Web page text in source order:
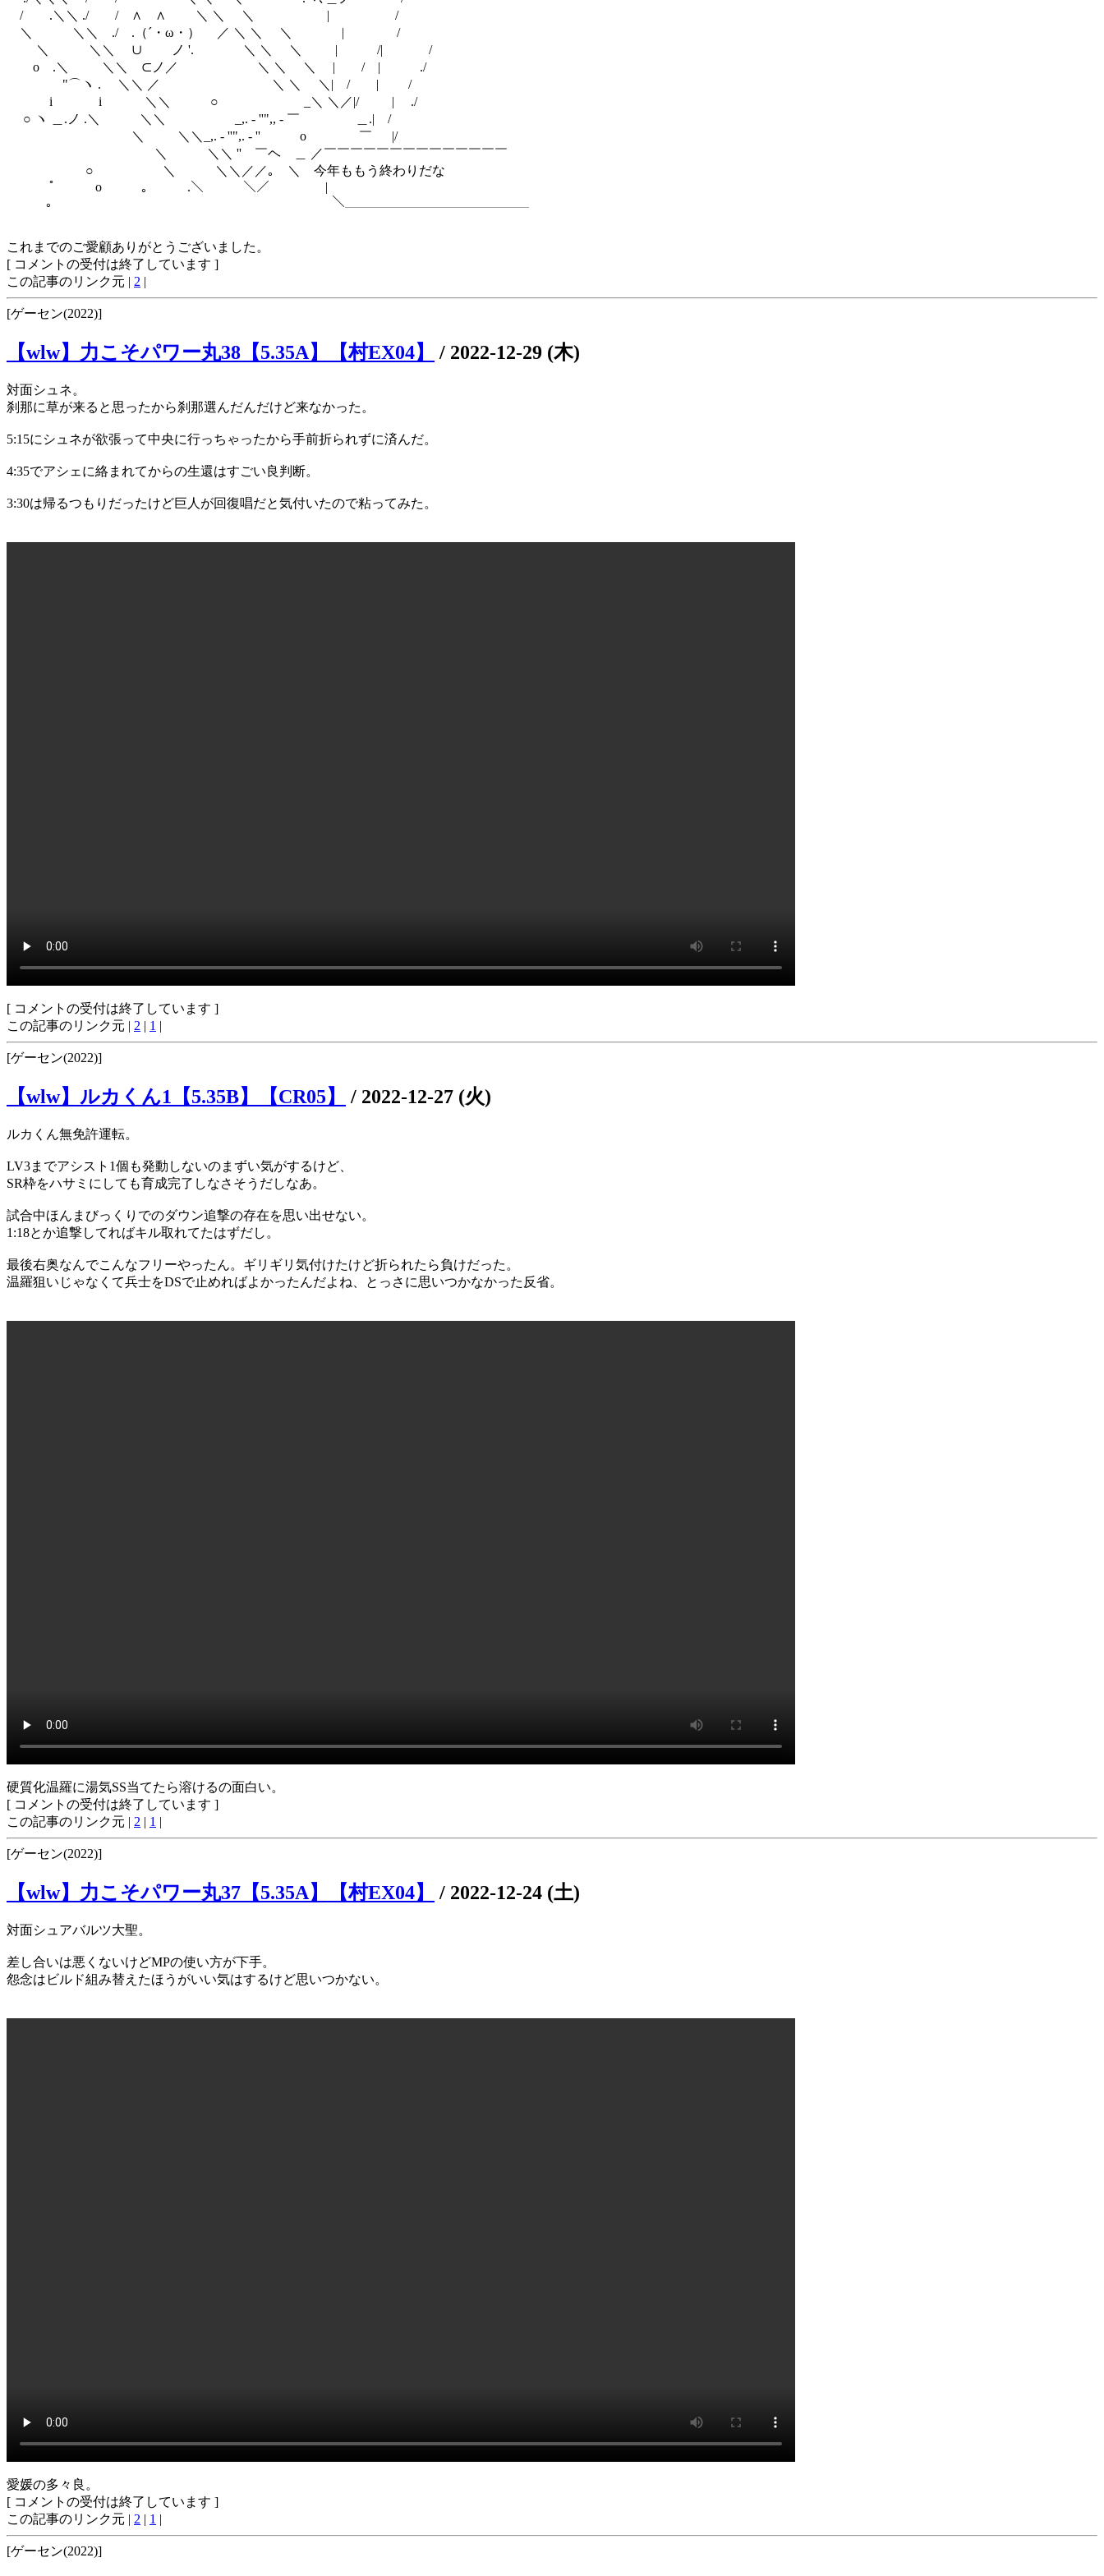
/ .＼＼ ./ / ∧ ∧ ＼ ＼ ＼ | /
＼ ＼＼ ./ .（´・ω・） ／ ＼ ＼ ＼ | /
＼ ＼＼ ∪ ノ '. ＼ ＼ ＼ | /| /
o .＼ ＼＼ ⊂ノ／ ＼ ＼ ＼ | / | ./
"⌒ヽ . ＼＼ ／ ＼ ＼ ＼| / | /
i i ＼＼ ○ _＼ ＼／|/ | ./
○ ヽ ＿.ノ .＼ ＼＼ _,. - ''",, - ￣ ＿.| /
＼ ＼＼_,. - ''",. - '' o ￣ |/
＼ ＼＼ '' ￣ヘ ＿ ／￣￣￣￣￣￣￣￣￣￣￣￣￣￣
○ ＼ ＼＼／／｡ ＼ 今年ももう終わりだな
ﾟ o ｡ .＼ ＼／ |
｡ ￣￣￣ ＼＿＿＿＿＿＿＿＿＿＿＿＿＿＿
これまでのご愛顧ありがとうございました。
[ コメントの受付は終了しています ]
この記事のリンク元 | 2 |
[ゲーセン(2022)]
【wlw】力こそパワー丸38【5.35A】【村EX04】 / 2022-12-29 (木)
対面シュネ。
刹那に草が来ると思ったから刹那選んだんだけど来なかった。
5:15にシュネが欲張って中央に行っちゃったから手前折られずに済んだ。
4:35でアシェに絡まれてからの生還はすごい良判断。
3:30は帰るつもりだったけど巨人が回復唱だと気付いたので粘ってみた。
[ コメントの受付は終了しています ]
この記事のリンク元 | 2 | 1 |
[ゲーセン(2022)]
【wlw】ルカくん1【5.35B】【CR05】 / 2022-12-27 (火)
ルカくん無免許運転。
LV3までアシスト1個も発動しないのまずい気がするけど、
SR枠をハサミにしても育成完了しなさそうだしなあ。
試合中ほんまびっくりでのダウン追撃の存在を思い出せない。
1:18とか追撃してればキル取れてたはずだし。
最後右奥なんでこんなフリーやったん。ギリギリ気付けたけど折られたら負けだった。
温羅狙いじゃなくて兵士をDSで止めればよかったんだよね、とっさに思いつかなかった反省。
硬質化温羅に湯気SS当てたら溶けるの面白い。
[ コメントの受付は終了しています ]
この記事のリンク元 | 2 | 1 |
[ゲーセン(2022)]
【wlw】力こそパワー丸37【5.35A】【村EX04】 / 2022-12-24 (土)
対面シュアバルツ大聖。
差し合いは悪くないけどMPの使い方が下手。
怨念はビルド組み替えたほうがいい気はするけど思いつかない。
愛媛の多々良。
[ コメントの受付は終了しています ]
この記事のリンク元 | 2 | 1 |
[ゲーセン(2022)]